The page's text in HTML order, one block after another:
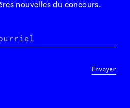
nouvelles du concours.
Envoyer